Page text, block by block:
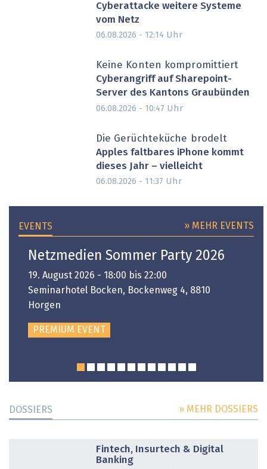
Cyberattacke weitere Systeme
vom Netz
06.08.2026 - 12:14 Uhr
Keine Konten kompromittiert
Cyberangriff auf Sharepoint-
Server des Kantons Graubünden
06.08.2026 - 10:47 Uhr
Die Gerüchteküche brodelt
Apples faltbares iPhone kommt
dieses Jahr – vielleicht
06.08.2026 - 11:37 Uhr
EVENTS » MEHR EVENTS
Netzmedien Sommer Party 2026
19. August 2026 - 18:00 bis 22:00
Seminarhotel Bocken, Bockenweg 4, 8810
Horgen
PREMIUM EVENT
DOSSIERS » MEHR DOSSIERS
Fintech, Insurtech & Digital
Banking